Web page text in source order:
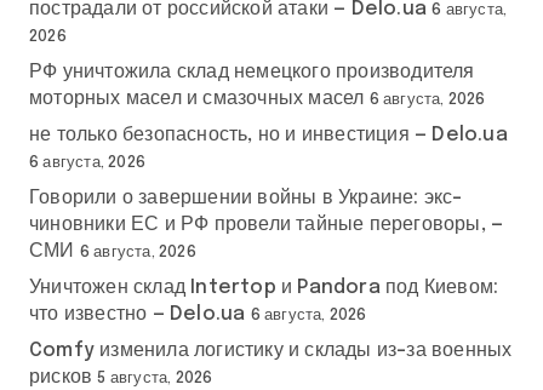
пострадали от российской атаки — Delo.ua 6 августа,
2026
РФ уничтожила склад немецкого производителя
моторных масел и смазочных масел 6 августа, 2026
не только безопасность, но и инвестиция — Delo.ua
6 августа, 2026
Говорили о завершении войны в Украине: экс-
чиновники ЕС и РФ провели тайные переговоры, —
СМИ
6 августа, 2026
Уничтожен склад Intertop и Pandora под Киевом:
что известно — Delo.ua 6 августа, 2026
Comfy изменила логистику и склады из-за военных
рисков 5 августа, 2026